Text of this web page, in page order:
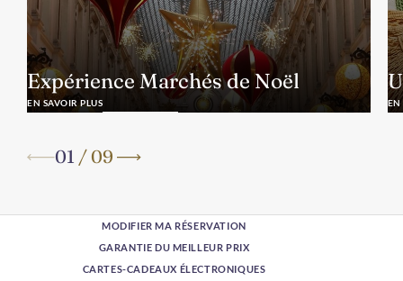
Expérience Marchés de Noël
EN SAVOIR PLUS EN
01 /09
MODIFIER MA RÉSERVATION
GARANTIE DU MEILLEUR PRIX
CARTES-CADEAUX ÉLECTRONIQUES